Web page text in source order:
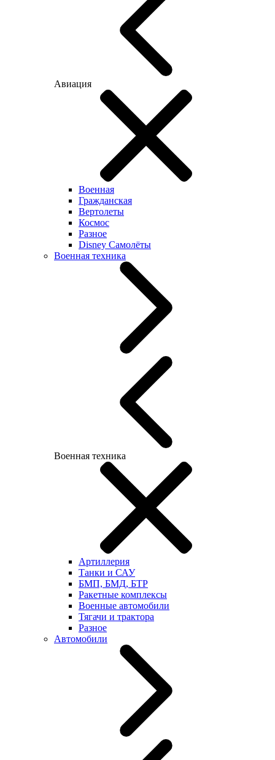
Авиация
Военная
Гражданская
Вертолеты
Космос
Разное
Disney Самолёты
Военная техника
Военная техника
Артиллерия
Танки и САУ
БМП, БМД, БТР
Ракетные комплексы
Военные автомобили
Тягачи и трактора
Разное
Автомобили